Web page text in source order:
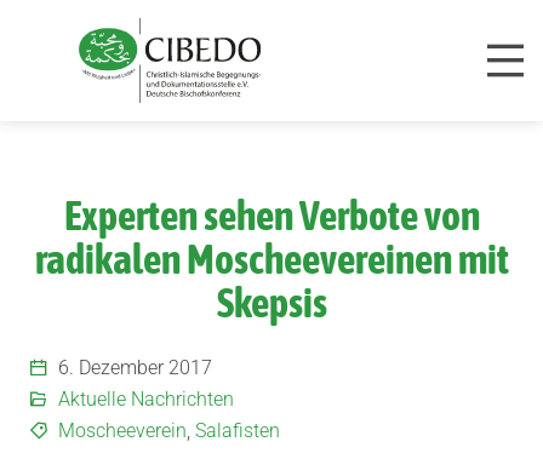
Experten sehen Verbote von
radikalen Moscheevereinen mit
Skepsis
6. Dezember 2017
Aktuelle Nachrichten
Moscheeverein Salafisten